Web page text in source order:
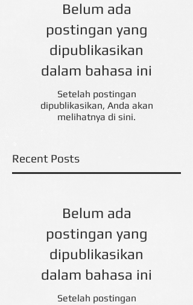
Belum ada
postingan yang
dipublikasikan
dalam bahasa ini
Setelah postingan
dipublikasikan, Anda akan
melihatnya di sini.
Recent Posts
Belum ada
postingan yang
dipublikasikan
dalam bahasa ini
Setelah postingan